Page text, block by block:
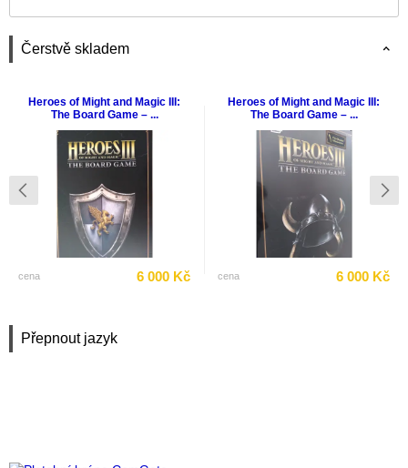
Přepnout jazyk
Čerstvě skladem
Heroes of Might and Magic III:
The Board Game – ...
cena 6 000 Kč
Heroes of Might and Magic III:
The Board Game – ...
cena 6 000 Kč